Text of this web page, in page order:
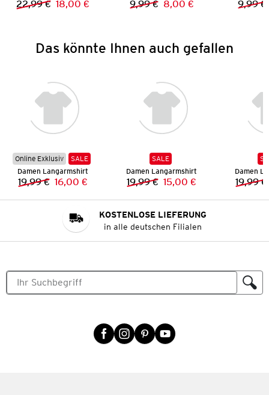
Vorheriger Preis:
22,99 € Neuer Preis:
18,00 € Vorheriger Preis:
9,99 € Neuer Preis:
8,00 € 9,99 €
Das könnte Ihnen auch gefallen
Online Exklusiv
SALE
Damen Langarmshirt
Vorheriger Preis:
19,99 € Neuer Preis:
16,00 €
SALE
Damen Langarmshirt
Vorheriger Preis:
19,99 € Neuer Preis:
15,00 €
Damen
19,99 €
KOSTENLOSE LIEFERUNG
in alle deutschen Filialen